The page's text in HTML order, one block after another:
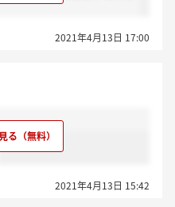
2021年4月13日 17:00
2021年4月13日 15:42